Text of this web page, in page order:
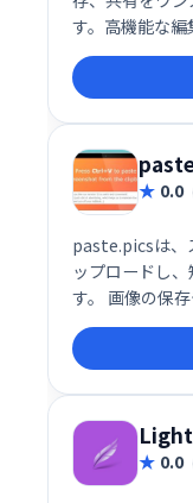
す。高機能な
保存して簡単
なスクリーンシ
させましょう。
0.0
paste.picsは、
ップロードし
す。 画像の保
クを生成して
0.0